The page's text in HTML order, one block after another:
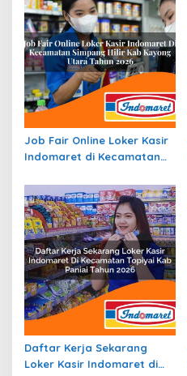
Job Fair Online Loker Kasir
Indomaret di Kecamatan
Utara Tahun 2026
Daftar Kerja Sekarang
Loker Kasir Indomaret di